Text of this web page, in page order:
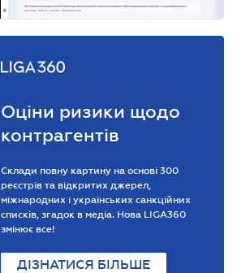
Оціни ризики щодо
контрагентів
Склади повну картину на основі 300
реєстрів та відкритих джерел,
міжнародних і українських санкційних
списків, згадок в медіа. Нова LIGA360
змінює все!
ДІЗНАТИСЯ БІЛЬШЕ